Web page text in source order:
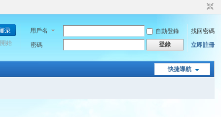
用戶名 自動登錄
找回密碼
密碼
登錄 立即註冊
始
快捷導航